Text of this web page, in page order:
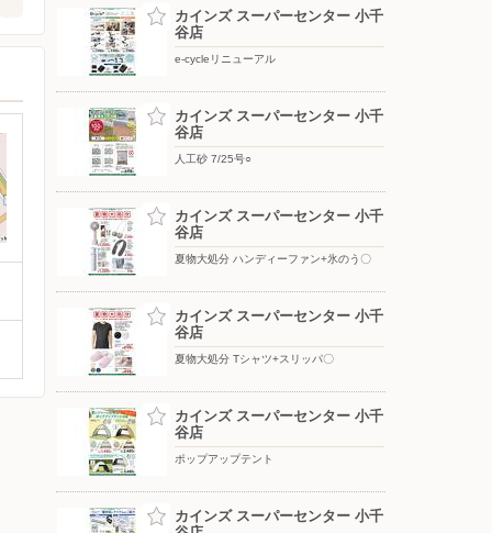
カインズ スーパーセンター 小千
谷店
e-cycleリニューアル
カインズ スーパーセンター 小千
谷店
人工砂 7/25号○
カインズ スーパーセンター 小千
谷店
夏物大処分 ハンディーファン+氷のう〇
カインズ スーパーセンター 小千
谷店
夏物大処分 Tシャツ+スリッパ〇
カインズ スーパーセンター 小千
谷店
ポップアップテント
カインズ スーパーセンター 小千